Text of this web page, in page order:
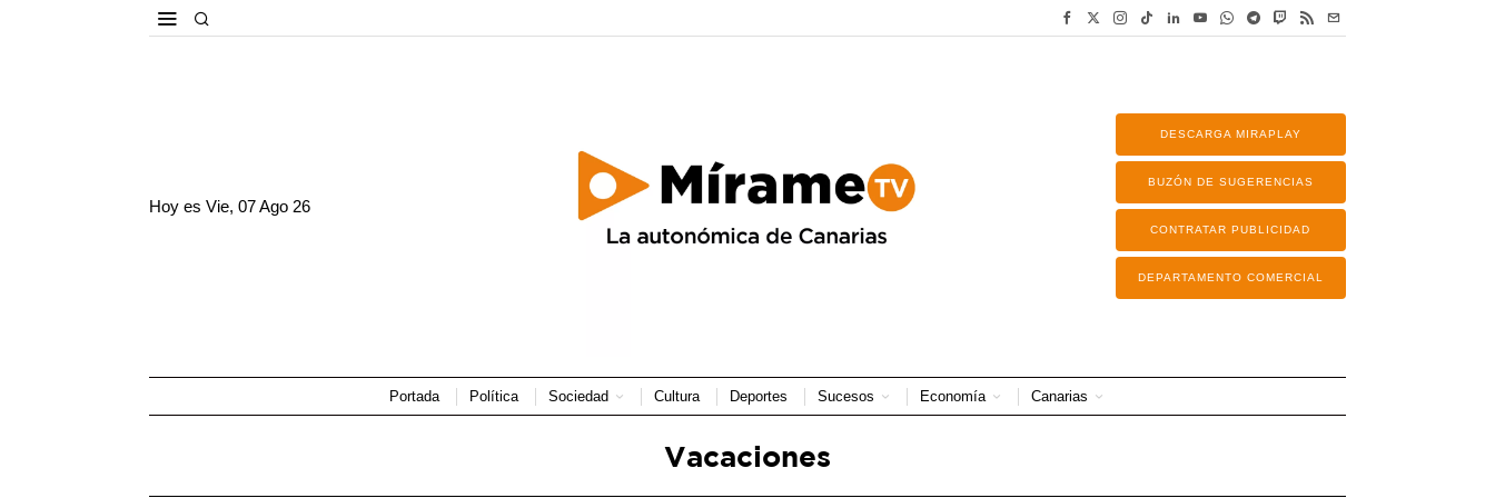
Hoy esVie, 07 Ago 26
DESCARGA MIRAPLAY
BUZÓN DE SUGERENCIAS
CONTRATAR PUBLICIDAD
DEPARTAMENTO COMERCIAL
Portada Política Sociedad Cultura Deportes Sucesos Economía Canarias
Vacaciones